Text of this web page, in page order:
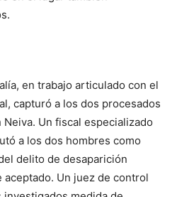
en trabajo articulado con el
capturó a los dos procesados
Un fiscal especializado
a los dos hombres como
delito de desaparición
Un juez de control